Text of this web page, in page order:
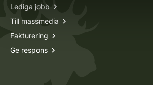
Lediga jobb
Till massmedia
Fakturering
Ge respons